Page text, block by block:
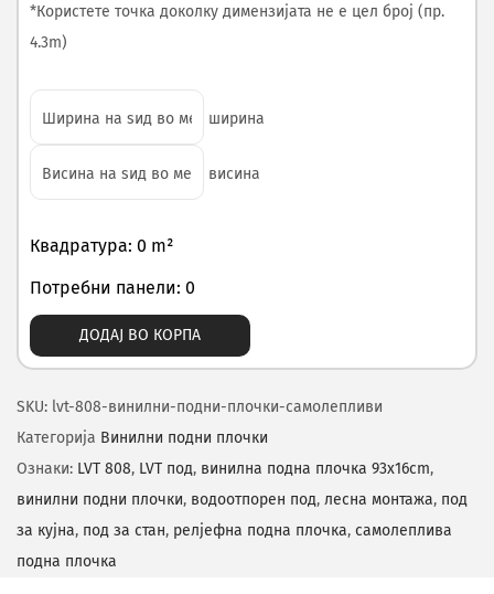
*Користете точка доколку димензијата не е цел број (пр.
4.3m)
ширина
висина
Квадратура: 0 m²
Потребни панели: 0
ДОДАЈ ВО КОРПА
SKU: lvt-808-винилни-подни-плочки-самолепливи
Категорија Винилни подни плочки
Ознаки: LVT 808, LVT под, винилна подна плочка 93x16cm,
винилни подни плочки, водоотпорен под, лесна монтажа, под
за кујна, под за стан, релјефна подна плочка, самолеплива
подна плочка